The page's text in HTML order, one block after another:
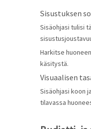
Sisustuksen
Sisäohjasi tulisi
Harkitse
käsitystä.
Visuaalisen
Sisäohjasi koon
tilavassa